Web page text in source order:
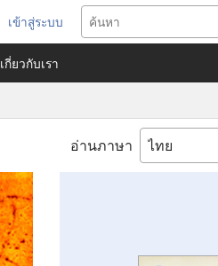
เข้าสู่ระบบ
(เปิด
หน้าต่าง
ใหม่)
เกี่ยว​กับ​เรา
อ่านภาษา